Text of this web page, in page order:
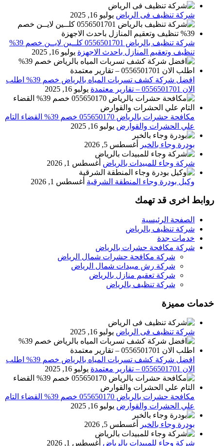
شركة تنظيف فى الرياض يوليو 16, 2025
شركة تنظيف بالرياض 0556501701 كلــين لايــن خصم 39%
تنظيف وتعقيم المنازل باحدث الاجهزة يوليو 16, 2025
افضل شركة كشف تسربات المياه بالرياض خصم 39% اطلب
الان 0556501701‬‏ – تقارير معتمدة
يوليو 16, 2025
مكافحة حشرات بالرياض 055650170 خصم 39% القضاء التام
علي الحشرات والقوارض يوليو 16, 2025
بودرة وجاء بالخبر أغسطس 5, 2026
شركة وجاء للمبيدات بالرياض أغسطس 1, 2026
وكيل بودرة وجاء المنطقة الشرقية أغسطس 1, 2026
روابط اخرى قد تهمك
الصفحة الرئيسية
شركة تنظيف بالرياض
خدمات جدة
شركة مكافحة حشرات بالرياض
شركة مكافحة حشرات شمال الرياض
شركة رش مبيدات شمال الرياض
شركة تعقيم منازل بالرياض
شركة تنظيف بالرياض
خدمات مميزة
شركة تنظيف فى الرياض يوليو 16, 2025
افضل شركة كشف تسربات المياه بالرياض خصم 39% اطلب
الان 0556501701‬‏ – تقارير معتمدة
يوليو 16, 2025
مكافحة حشرات بالرياض 055650170 خصم 39% القضاء التام
علي الحشرات والقوارض يوليو 16, 2025
بودرة وجاء بالخبر أغسطس 5, 2026
شركة وجاء للمبيدات بالرياض أغسطس 1, 2026